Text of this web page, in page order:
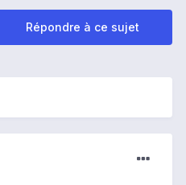
Répondre à ce sujet